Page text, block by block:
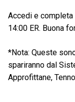
Accedi e
14:00 ER. Buona
*Nota: Queste
spariranno dal
Approfittane,